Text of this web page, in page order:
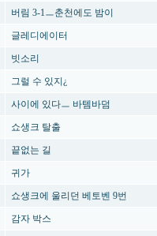
버림 3-1ㅡ춘천에도 밤이
글레디에이터
빗소리
그럴 수 있지¿
사이에 있다ㅡ 바템바덤
쇼생크 탈출
끝없는 길
귀가
쇼생크에 울리던 베토벤 9번
감자 박스